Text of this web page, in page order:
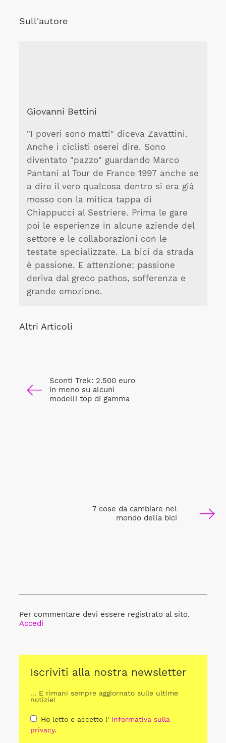
Sull'autore
Giovanni Bettini
"I poveri sono matti" diceva Zavattini.
Anche i ciclisti oserei dire. Sono
diventato "pazzo" guardando Marco
Pantani al Tour de France 1997 anche se
a dire il vero qualcosa dentro si era già
mosso con la mitica tappa di
Chiappucci al Sestriere. Prima le gare
poi le esperienze in alcune aziende del
settore e le collaborazioni con le
testate specializzate. La bici da strada
è passione. E attenzione: passione
deriva dal greco pathos, sofferenza e
grande emozione.
Altri Articoli
Sconti Trek: 2.500 euro
in meno su alcuni
modelli top di gamma
7 cose da cambiare nel
mondo della bici
Per commentare devi essere registrato al sito.
Accedi
Iscriviti alla nostra newsletter
... E rimani sempre aggiornato sulle ultime
notizie!
Ho letto e accetto l' informativa sulla
privacy.